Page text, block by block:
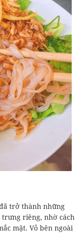
trở thành những
riêng, nhờ cách
mật. Vỏ bên ngoài